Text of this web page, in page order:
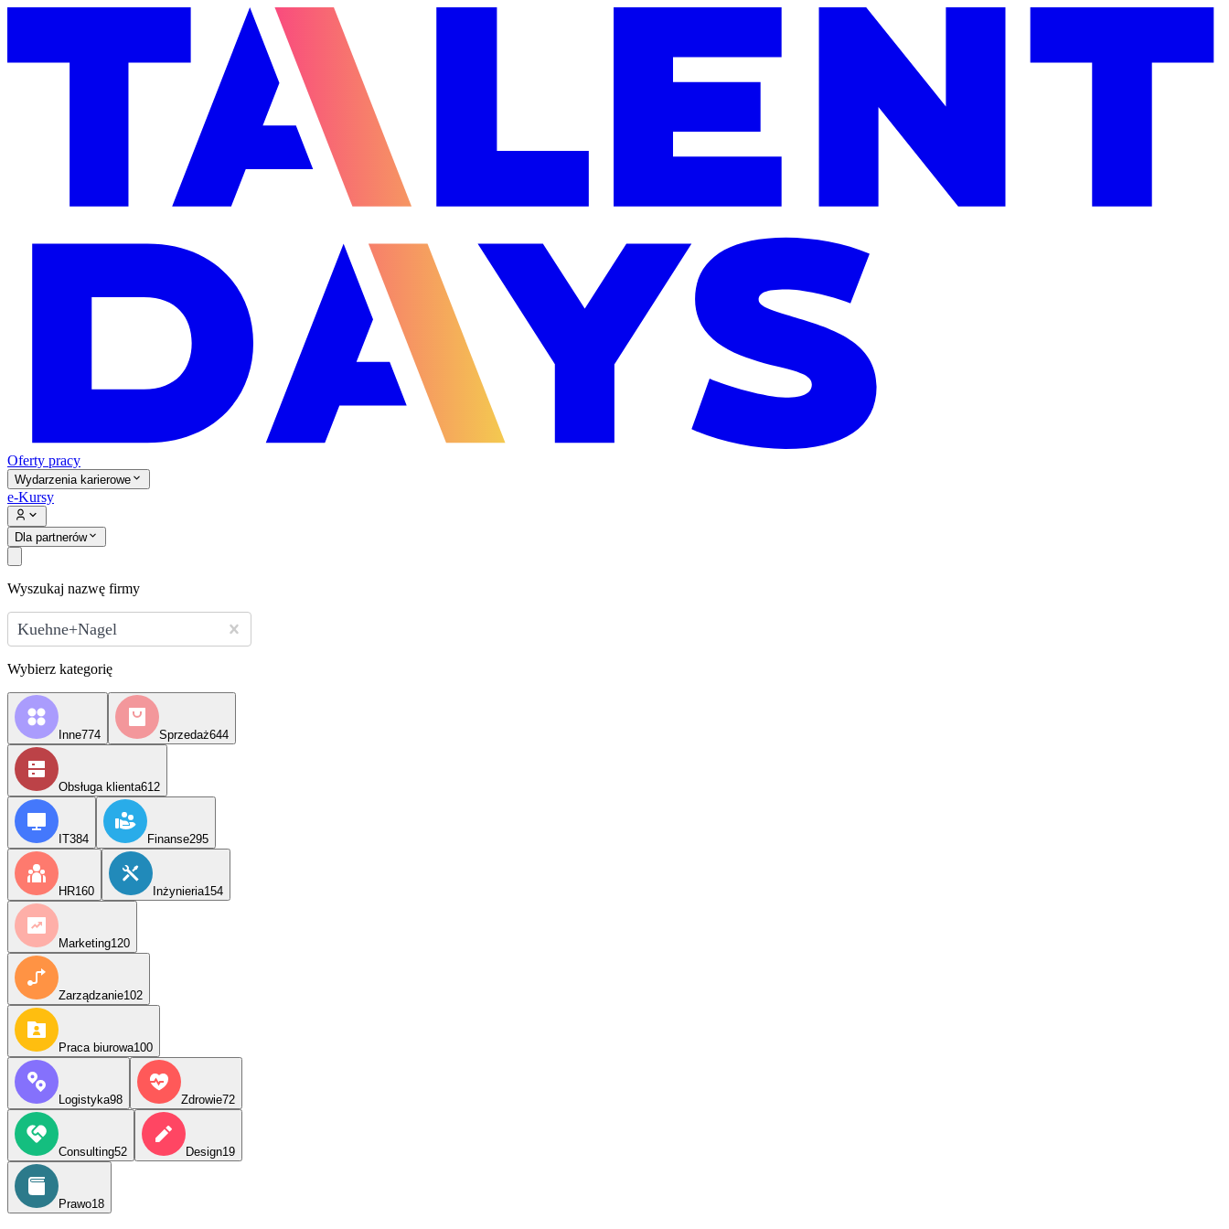
Oferty pracy
Wydarzenia karierowe
e-Kursy
Dla partnerów
Wyszukaj nazwę firmy
Kuehne+Nagel
Wybierz kategorię
Inne774 Sprzedaż644
Obsługa klienta612
IT384 Finanse295
HR160 Inżynieria154
Marketing120
Zarządzanie102
Praca biurowa100
Logistyka98 Zdrowie72
Consulting52 Design19
Prawo18